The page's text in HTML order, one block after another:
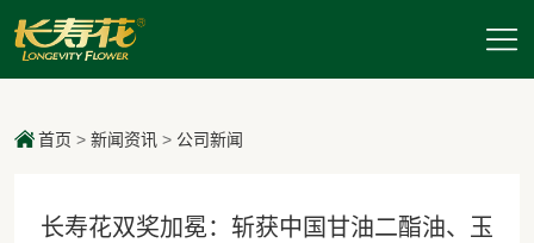
首页 > 新闻资讯> 公司新闻
长寿花双奖加冕：斩获中国甘油二酯油、玉